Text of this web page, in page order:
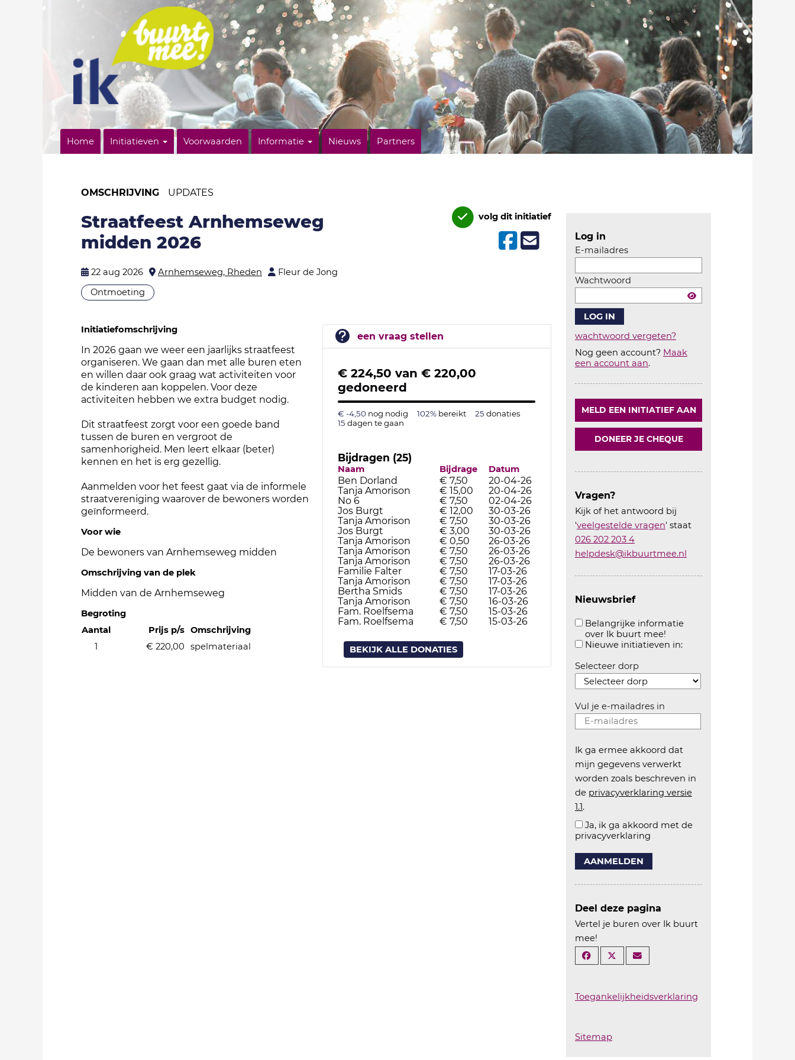
Home Initiatieven Voorwaarden Informatie Nieuws Partners
OMSCHRIJVING UPDATES
Straatfeest Arnhemseweg
midden 2026
22 aug 2026 Arnhemseweg, Rheden
Fleur de Jong
Ontmoeting
volg dit initiatief
een vraag stellen
€ 224,50 van € 220,00
gedoneerd
€ -4,50 nog nodig 102% bereikt 25 donaties
15 dagen te gaan
Bijdragen (25)
Naam Bijdrage Datum
Ben Dorland € 7,50
20-04-26
Tanja Amorison
€ 15,00
20-04-26
No 6
€ 7,50
02-04-26
Jos Burgt
€ 12,00
30-03-26
Tanja Amorison
€ 7,50
30-03-26
Jos Burgt
€ 3,00
30-03-26
Tanja Amorison
€ 0,50
26-03-26
Tanja Amorison
€ 7,50
26-03-26
Tanja Amorison
€ 7,50
26-03-26
Familie Falter
€ 7,50
17-03-26
Tanja Amorison
€ 7,50
17-03-26
Bertha Smids
€ 7,50
17-03-26
Tanja Amorison
€ 7,50
16-03-26
Fam. Roelfsema
€ 7,50
15-03-26
Fam. Roelfsema
€ 7,50 15-03-26
BEKIJK ALLE DONATIES
Initiatiefomschrijving
In 2026 gaan we weer een jaarlijks straatfeest
organiseren. We gaan dan met alle buren eten
en willen daar ook graag wat activiteiten voor
de kinderen aan koppelen. Voor deze
activiteiten hebben we extra budget nodig.
Dit straatfeest zorgt voor een goede band
tussen de buren en vergroot de
samenhorigheid. Men leert elkaar (beter)
kennen en het is erg gezellig.
Aanmelden voor het feest gaat via de informele
straatvereniging waarover de bewoners worden
geïnformeerd.
Voor wie
De bewoners van Arnhemseweg midden
Omschrijving van de plek
Midden van de Arnhemseweg
Begroting
Aantal
Prijs p/s Omschrijving
1
€ 220,00 spelmateriaal
Log in
E-mailadres
Wachtwoord
wachtwoord vergeten?
Nog geen account? Maak
een account aan.Account
MELD EEN INITIATIEF AAN
DONEER JE CHEQUE
Vragen?
Kijk of het antwoord bij
'veelgestelde vragen' staat
026 202 203 4
helpdesk@ikbuurtmee.nl
Nieuwsbrief
Belangrijke informatie
over Ik buurt mee!
Aanvinken om belangrijke informatie over
Nieuwe initiatieven in:Aanvinken om
Selecteer dorp
Vul je e-mailadres in
Ik ga ermee akkoord dat
mijn gegevens verwerkt
worden zoals beschreven in
de privacyverklaring versie
1.1.
Ja, ik ga akkoord met de
privacyverklaring
AANMELDEN
Deel deze pagina
Vertel je buren over Ik buurt
mee!
Toegankelijkheidsverklaring
Sitemap